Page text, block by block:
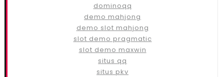
dominoqq
demo mahjong
demo slot mahjong
slot demo pragmatic
slot demo maxwin
situs qq
situs pkv